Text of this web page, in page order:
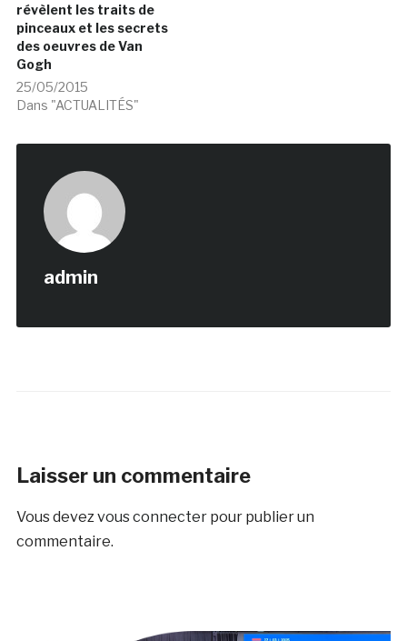
révèlent les traits de
pinceaux et les secrets
des oeuvres de Van
Gogh
25/05/2015
Dans "ACTUALITÉS"
admin
Laisser un commentaire
Vous devezvous connecterpour publier un
commentaire.